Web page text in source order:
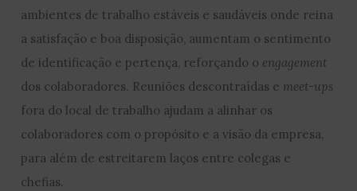
ambientes de trabalho estáveis e saudáveis onde reina
a satisfação e boa disposição, aumentam o sentimento
de identificação e pertença, reforçando o engagement
dos colaboradores. Reuniões descontraídas e meet-ups
fora do local de trabalho ajudam a alinhar os
colaboradores com o propósito e a visão da empresa,
para além de estreitarem laços entre colegas e
chefias.